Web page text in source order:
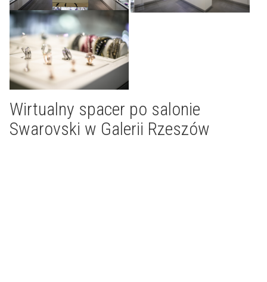
Wirtualny spacer po salonie
Swarovski w Galerii Rzeszów